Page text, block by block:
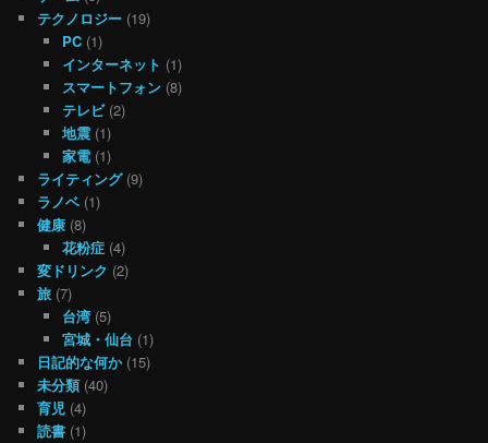
テクノロジー (19)
PC(1)
インターネット (1)
スマートフォン(8)
テレビ(2)
地震(1)
家電(1)
ライティング(9)
ラノベ (1)
健康 (8)
花粉症(4)
変ドリンク (2)
旅 (7)
台湾(5)
宮城・仙台 (1)
日記的な何か(15)
未分類(40)
育児 (4)
読書 (1)